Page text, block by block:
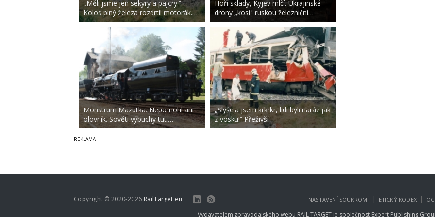
„Měli jsme jen sekyry a pajcry.“
Kolos plný železa rozdrtil motorák.…
Monstrum Mazutka: Nepomohl ani
olovník. Sověti výbuchy tutl…
Hoří sklady, Kyjev mlčí. Ukrajinské
drony „kosí" ruskou železniční…
„Slyšela jsem krkrkr, lidi byli naráz jak
z vosku!“ Přeživší…
NASTAVENÍ SOUKROMÍ | ETICKÝ KODEX |
Copyright © 2020-2026 RailTarget.eu
Vydavatelem zpravodajského webu RAIL TARGET je společnost Expert Publishing